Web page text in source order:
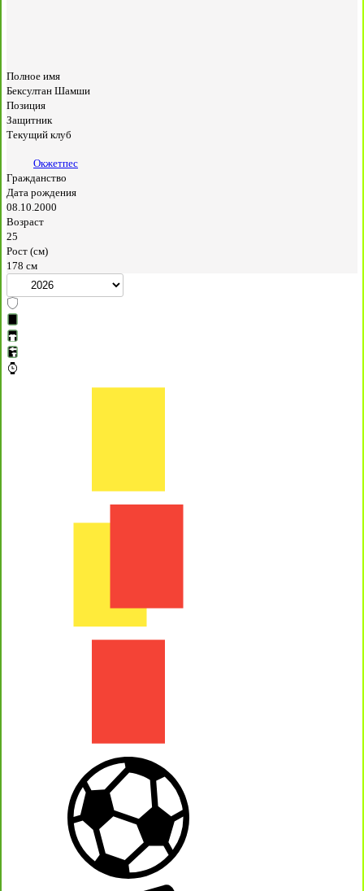
Полное имя
Бексултан Шамши
Позиция
Защитник
Текущий клуб
Окжетпес
Гражданство
Дата рождения
08.10.2000
Возраст
25
Рост (см)
178 см